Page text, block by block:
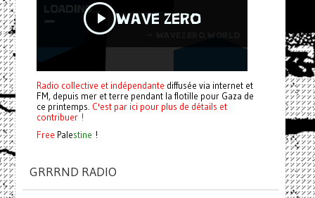
Radio collective et indépendante diffusée via internet et
FM, depuis mer et terre pendant la flotille pour Gaza de
ce printemps. C'est par ici pour plus de détails et
contribuer !
Free Palestine !
GRRRND RADIO